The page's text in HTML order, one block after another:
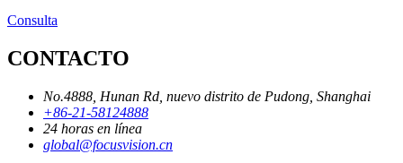
Consulta
CONTACTO
No.4888, Hunan Rd, nuevo distrito de Pudong, Shanghai
+86-21-58124888
24 horas en línea
global@focusvision.cn